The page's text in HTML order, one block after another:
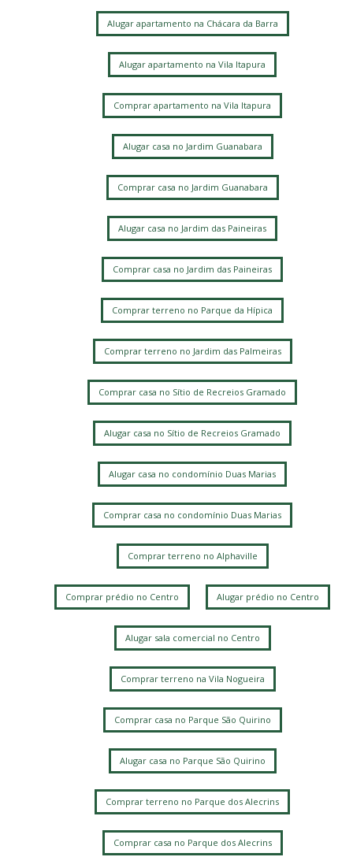
Alugar apartamento na Chácara da Barra
Alugar apartamento na Vila Itapura
Comprar apartamento na Vila Itapura
Alugar casa no Jardim Guanabara
Comprar casa no Jardim Guanabara
Alugar casa no Jardim das Paineiras
Comprar casa no Jardim das Paineiras
Comprar terreno no Parque da Hípica
Comprar terreno no Jardim das Palmeiras
Comprar casa no Sítio de Recreios Gramado
Alugar casa no Sítio de Recreios Gramado
Alugar casa no condomínio Duas Marias
Comprar casa no condomínio Duas Marias
Comprar terreno no Alphaville
Comprar prédio no Centro Alugar prédio no Centro
Alugar sala comercial no Centro
Comprar terreno na Vila Nogueira
Comprar casa no Parque São Quirino
Alugar casa no Parque São Quirino
Comprar terreno no Parque dos Alecrins
Comprar casa no Parque dos Alecrins